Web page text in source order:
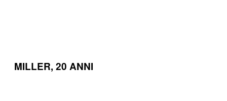
MILLER, 20 ANNI